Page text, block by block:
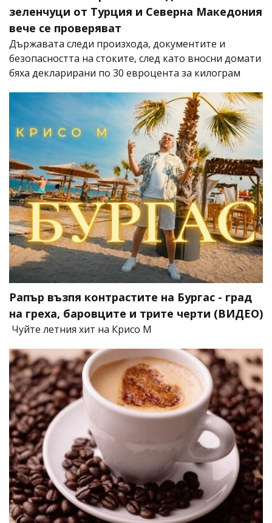
зеленчуци от Турция и Северна Македония
вече се проверяват
Държавата следи произхода, документите и
безопасността на стоките, след като вносни домати
бяха декларирани по 30 евроцента за килограм
Рапър възпя контрастите на Бургас - град
на греха, баровците и трите черти (ВИДЕО)
Чуйте летния хит на Крисо М